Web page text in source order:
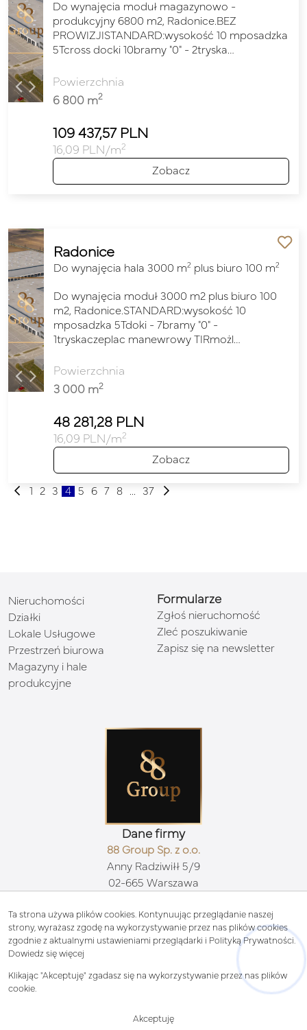
Do wynajęcia moduł magazynowo -
produkcyjny 6800 m2, Radonice.BEZ
PROWIZJISTANDARD:wysokość 10 mposadzka
5Tcross docki 10bramy "0" - 2tryska…
Powierzchnia
6 800 m2
109 437,57 PLN
16,09 PLN/m2
Zobacz
Radonice
Do wynajęcia hala 3000 m2 plus biuro 100 m2
Do wynajęcia moduł 3000 m2 plus biuro 100
m2, Radonice.STANDARD:wysokość 10
mposadzka 5Tdoki - 7bramy "0" -
1tryskaczeplac manewrowy TIRmożl…
Powierzchnia
3 000 m2
48 281,28 PLN
16,09 PLN/m2
Zobacz
1 2 3 4 5 6 7 8 ... 37
Nieruchomości
Działki
Lokale Usługowe
Przestrzeń biurowa
Magazyny i hale
produkcyjne
Formularze
Zgłoś nieruchomość
Zleć poszukiwanie
Zapisz się na newsletter
Dane firmy
88 Group Sp. z o.o.
Anny Radziwiłł 5/9
02-665 Warszawa
biuro@88group.pl
511 71 88 88
© 2026 Wszystkie prawa zastrzeżone | Program dla biur nieruchomości -
Ta strona używa plików cookies. Kontynuując przeglądanie naszej
strony, wyrażasz zgodę na wykorzystywanie przez nas plików cookies
zgodnie z aktualnymi ustawieniami przeglądarki i Polityką Prywatności.
Dowiedz się więcej
Klikając "Akceptuję" zgadasz się na wykorzystywanie przez nas plików
cookie.
Akceptuję